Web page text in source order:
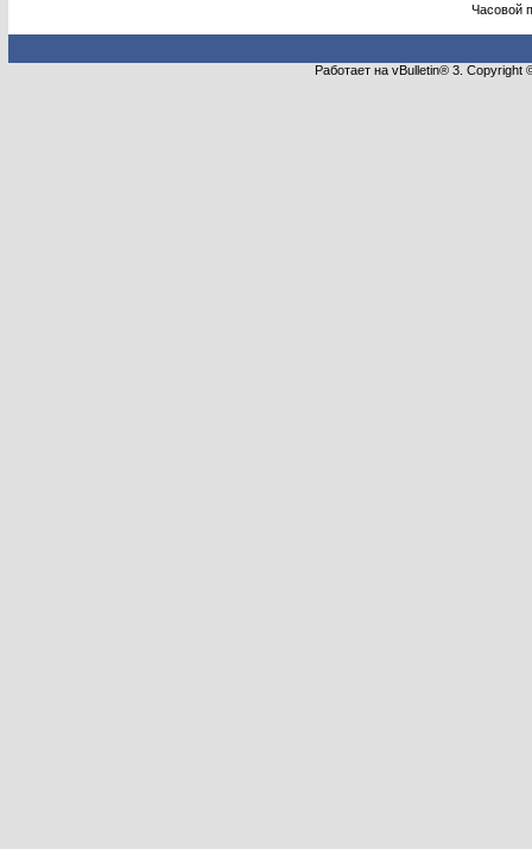
Часовой
Работает на vBulletin® 3.